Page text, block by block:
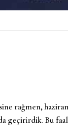
rağmen,
geçirirdik. Bu